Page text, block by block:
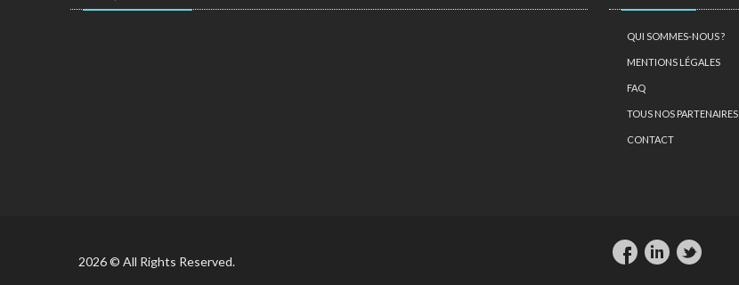
QUI SOMMES-NOUS ?
MENTIONS LÉGALES
FAQ
TOUS NOS PARTENAIRES
CONTACT
2026 © All Rights Reserved.